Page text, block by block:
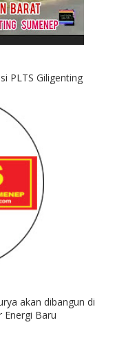
PLTS Giligenting
akan dibangun di
Energi Baru